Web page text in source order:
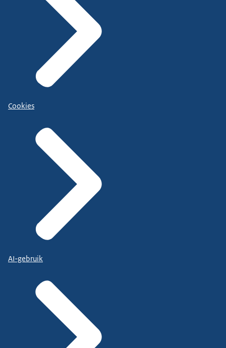
Cookies
AI-gebruik